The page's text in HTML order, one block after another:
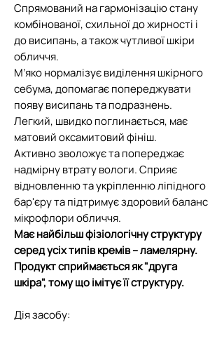
Cпрямований на гармонізацію стану
комбінованої, схильної до жирності і
до висипань, а також чутливої шкіри
обличчя.
М’яко нормалізує виділення шкірного
себума, допомагає попереджувати
появу висипань та подразнень.
Легкий, швидко поглинається, має
матовий оксамитовий фініш.
Активно зволожує та попереджає
надмірну втрату вологи. Сприяє
відновленню та укріпленню ліпідного
бар'єру та підтримує здоровий баланс
мікрофлори обличчя.
Має найбільш фізіологічну структуру
серед усіх типів кремів – ламелярну.
Продукт сприймається як "друга
шкіра", тому що імітує її структуру.
Дія засобу: